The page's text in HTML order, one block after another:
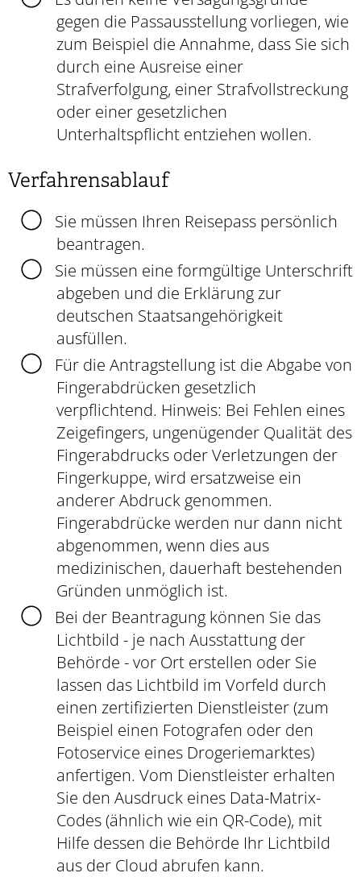
gegen die Passausstellung vorliegen, wie
zum Beispiel die Annahme, dass Sie sich
durch eine Ausreise einer
Strafverfolgung, einer Strafvollstreckung
oder einer gesetzlichen
Unterhaltspflicht entziehen wollen.
Verfahrensablauf
Sie müssen Ihren Reisepass persönlich
beantragen.
Sie müssen eine formgültige Unterschrift
abgeben und die Erklärung zur
deutschen Staatsangehörigkeit
ausfüllen.
Für die Antragstellung ist die Abgabe von
Fingerabdrücken gesetzlich
verpflichtend. Hinweis: Bei Fehlen eines
Zeigefingers, ungenügender Qualität des
Fingerabdrucks oder Verletzungen der
Fingerkuppe, wird ersatzweise ein
anderer Abdruck genommen.
Fingerabdrücke werden nur dann nicht
abgenommen, wenn dies aus
medizinischen, dauerhaft bestehenden
Gründen unmöglich ist.
Bei der Beantragung können Sie das
Lichtbild - je nach Ausstattung der
Behörde - vor Ort erstellen oder Sie
lassen das Lichtbild im Vorfeld durch
einen zertifizierten Dienstleister (zum
Beispiel einen Fotografen oder den
Fotoservice eines Drogeriemarktes)
anfertigen. Vom Dienstleister erhalten
Sie den Ausdruck eines Data-Matrix-
Codes (ähnlich wie ein QR-Code), mit
Hilfe dessen die Behörde Ihr Lichtbild
aus der Cloud abrufen kann.